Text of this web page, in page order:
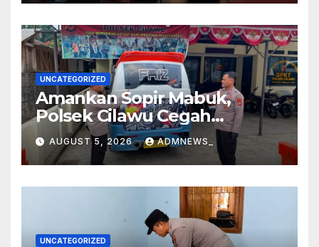
UNCATEGORIZED
Amankan Sopir Mabuk,
Polsek Cilawu Cegah
Kecelakaan di Jalan Raya
Garut–Tasikmalaya
AUGUST 5, 2026 ADMNEWS_
UNCATEGORIZED